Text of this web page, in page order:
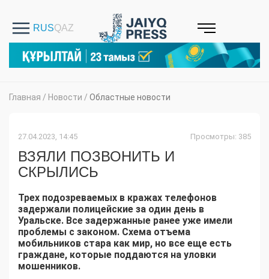
Главная / Новости / Областные новости
27.04.2023, 14:45 Просмотры: 385
ВЗЯЛИ ПОЗВОНИТЬ И
СКРЫЛИСЬ
Трех подозреваемых в кражах телефонов
задержали полицейские за один день в
Уральске. Все задержанные ранее уже имели
проблемы с законом. Схема отъема
мобильников стара как мир, но все еще есть
граждане, которые поддаются на уловки
мошенников.